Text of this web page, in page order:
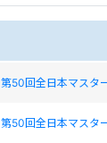
第50回全日本マスタ
第50回全日本マスタ